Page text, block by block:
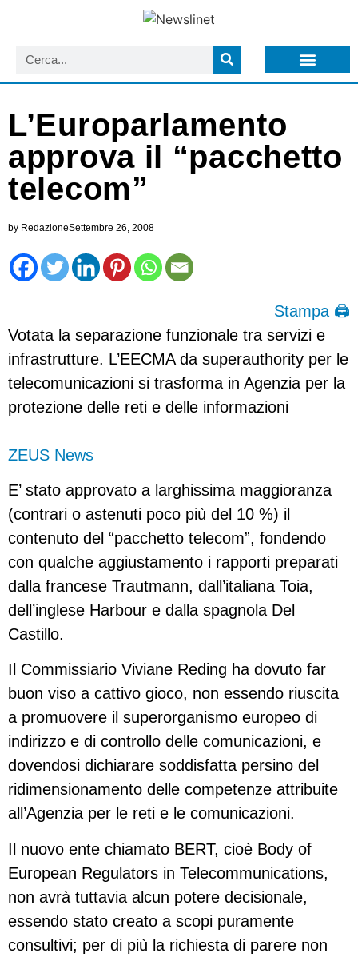
L’Europarlamento
approva il “pacchetto
telecom”
by RedazioneSettembre 26, 2008
Stampa 🖨
Votata la separazione funzionale tra servizi e
infrastrutture. L’EECMA da superauthority per le
telecomunicazioni si trasforma in Agenzia per la
protezione delle reti e delle informazioni
ZEUS News
E’ stato approvato a larghissima maggioranza
(contrari o astenuti poco più del 10 %) il
contenuto del “pacchetto telecom”, fondendo
con qualche aggiustamento i rapporti preparati
dalla francese Trautmann, dall’italiana Toia,
dell’inglese Harbour e dalla spagnola Del
Castillo.
Il Commissiario Viviane Reding ha dovuto far
buon viso a cattivo gioco, non essendo riuscita
a promuovere il superorganismo europeo di
indirizzo e di controllo delle comunicazioni, e
dovendosi dichiarare soddisfatta persino del
ridimensionamento delle competenze attribuite
all’Agenzia per le reti e le comunicazioni.
Il nuovo ente chiamato BERT, cioè Body of
European Regulators in Telecommunications,
non avrà tuttavia alcun potere decisionale,
essendo stato creato a scopi puramente
consultivi; per di più la richiesta di parere non